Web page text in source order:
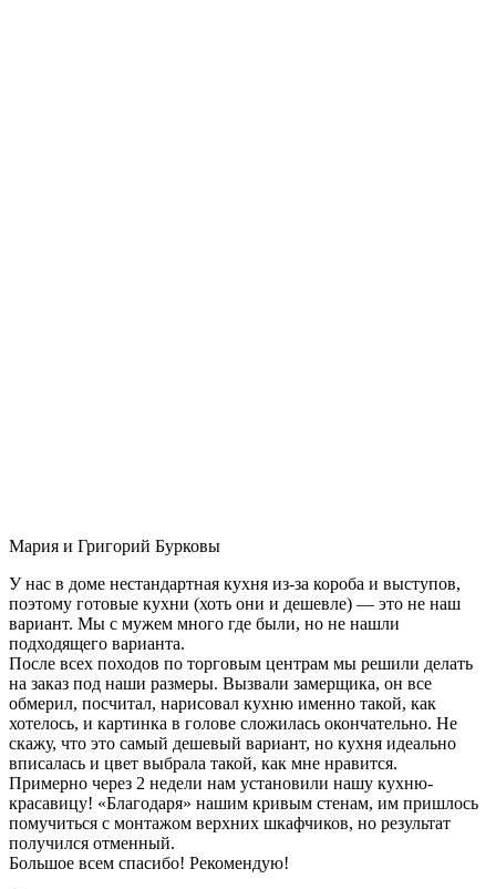
Мария и Григорий Бурковы
У нас в доме нестандартная кухня из-за короба и выступов,
поэтому готовые кухни (хоть они и дешевле) — это не наш
вариант. Мы с мужем много где были, но не нашли
подходящего варианта.
После всех походов по торговым центрам мы решили делать
на заказ под наши размеры. Вызвали замерщика, он все
обмерил, посчитал, нарисовал кухню именно такой, как
хотелось, и картинка в голове сложилась окончательно. Не
скажу, что это самый дешевый вариант, но кухня идеально
вписалась и цвет выбрала такой, как мне нравится.
Примерно через 2 недели нам установили нашу кухню-
красавицу! «Благодаря» нашим кривым стенам, им пришлось
помучиться с монтажом верхних шкафчиков, но результат
получился отменный.
Большое всем спасибо! Рекомендую!